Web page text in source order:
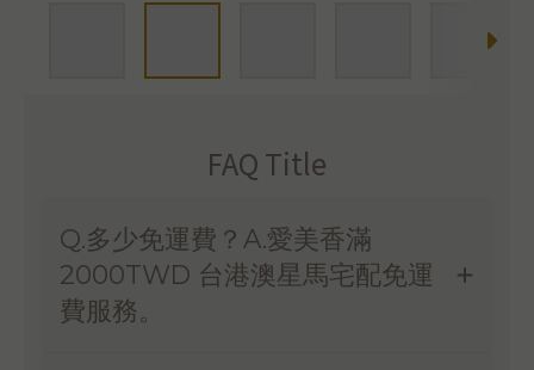
FAQ Title
Q.多少免運費？A.愛美香滿
2000TWD 台港澳星馬宅配免運
費服務。